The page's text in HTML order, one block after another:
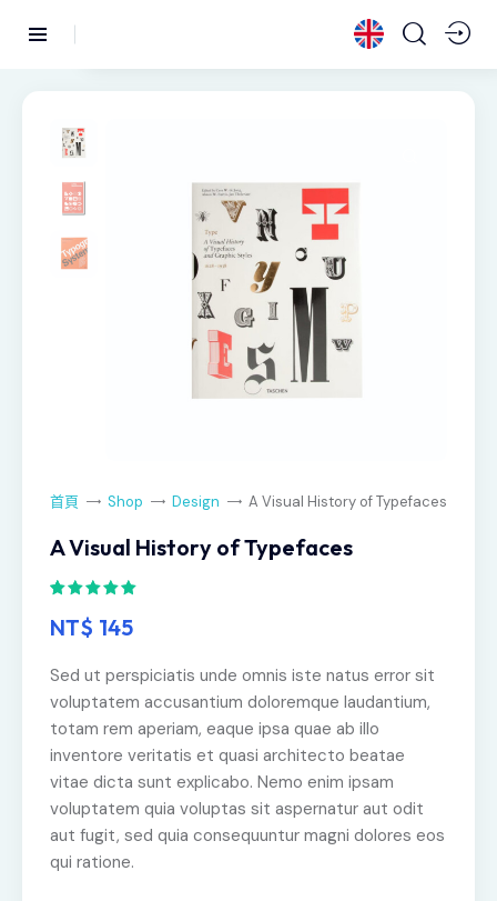
首頁 Shop Design A Visual History of Typefaces
A Visual History of Typefaces
/ 5，已有
位顧客進行
NT$ 145
Sed ut perspiciatis unde omnis iste natus error sit
voluptatem accusantium doloremque laudantium,
totam rem aperiam, eaque ipsa quae ab illo
inventore veritatis et quasi architecto beatae
vitae dicta sunt explicabo. Nemo enim ipsam
voluptatem quia voluptas sit aspernatur aut odit
aut fugit, sed quia consequuntur magni dolores eos
qui ratione.